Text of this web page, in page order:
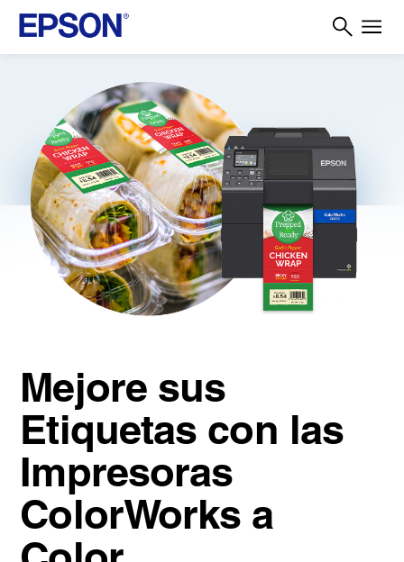
Mejore sus
Etiquetas con las
Impresoras
ColorWorks a